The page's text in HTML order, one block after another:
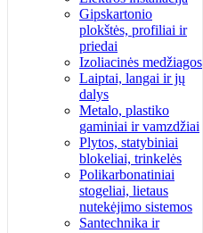
Gipskartonio
plokštės, profiliai ir
priedai
Izoliacinės medžiagos
Laiptai, langai ir jų
dalys
Metalo, plastiko
gaminiai ir vamzdžiai
Plytos, statybiniai
blokeliai, trinkelės
Polikarbonatiniai
stogeliai, lietaus
nutekėjimo sistemos
Santechnika ir